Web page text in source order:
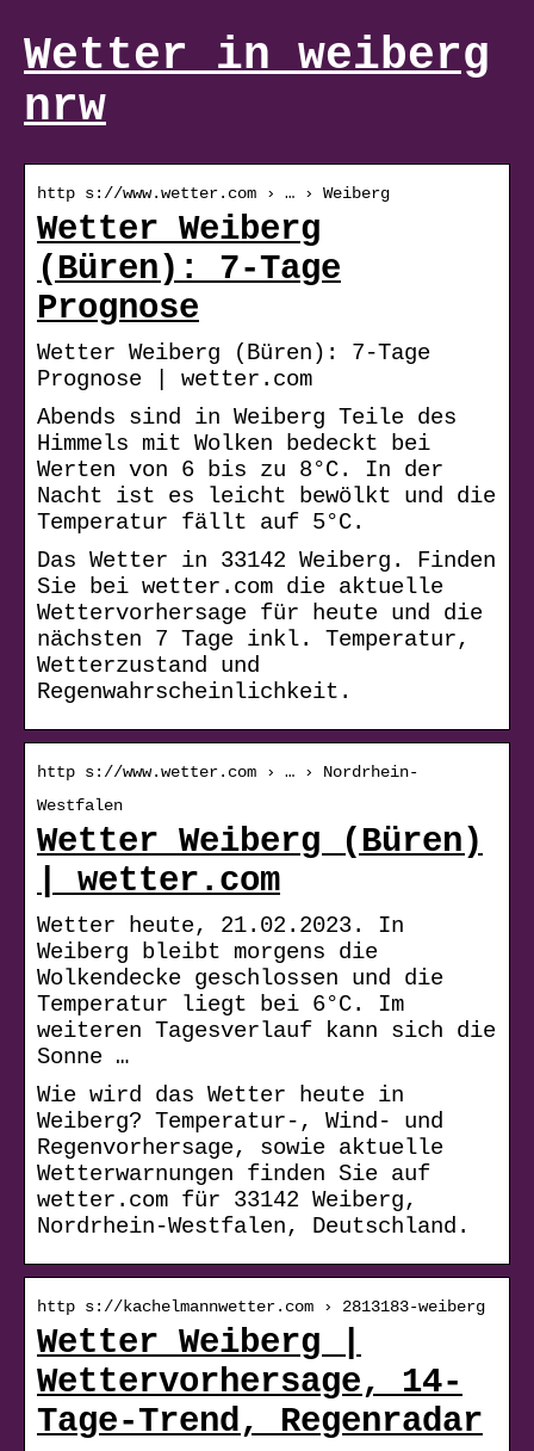
Wetter in weiberg
nrw
http s://www.wetter.com › … › Weiberg
Wetter Weiberg
(Büren): 7-Tage
Prognose
Wetter Weiberg (Büren): 7-Tage
Prognose | wetter.com
Abends sind in Weiberg Teile des
Himmels mit Wolken bedeckt bei
Werten von 6 bis zu 8°C. In der
Nacht ist es leicht bewölkt und die
Temperatur fällt auf 5°C.
Das Wetter in 33142 Weiberg. Finden
Sie bei wetter.com die aktuelle
Wettervorhersage für heute und die
nächsten 7 Tage inkl. Temperatur,
Wetterzustand und
Regenwahrscheinlichkeit.
http s://www.wetter.com › … › Nordrhein-
Westfalen
Wetter Weiberg (Büren)
| wetter.com
Wetter heute, 21.02.2023. In
Weiberg bleibt morgens die
Wolkendecke geschlossen und die
Temperatur liegt bei 6°C. Im
weiteren Tagesverlauf kann sich die
Sonne …
Wie wird das Wetter heute in
Weiberg? Temperatur-, Wind- und
Regenvorhersage, sowie aktuelle
Wetterwarnungen finden Sie auf
wetter.com für 33142 Weiberg,
Nordrhein-Westfalen, Deutschland.
http s://kachelmannwetter.com › 2813183-weiberg
Wetter Weiberg |
Wettervorhersage, 14-
Tage-Trend, Regenradar